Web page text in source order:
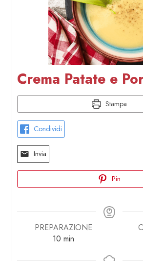
Crema Patate e
Stampa
Condividi
Invia
Pin
PREPARAZIONE
10minuti
min